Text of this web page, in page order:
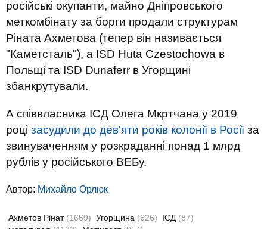
російські окупанти, майно Дніпровського
меткомбінату за борги продали структурам
Ріната Ахметова (тепер він називається
"Каметсталь"), а ISD Huta Czestochowa в
Польщі та ISD Dunaferr в Угорщині
збанкрутували.
А співвласника ІСД Олега Мкртчана у 2019
році засудили до дев'яти років колонії в Росіїза
звинуваченням у розкраданні понад 1 млрд
рублів у російського ВЕБу.
Автор: Михайло Орлюк
Ахметов Рінат (1669) Угорщина (626) ІСД (87)